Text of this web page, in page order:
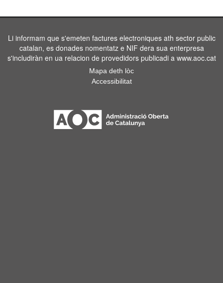
Li informam que s'emeten factures electroniques ath sector public
catalan, es donades nomentatz e NIF dera sua enterpresa
s'includiràn en ua relacion de provedidors publicadi a www.aoc.cat
Mapa deth lòc
Accessibilitat